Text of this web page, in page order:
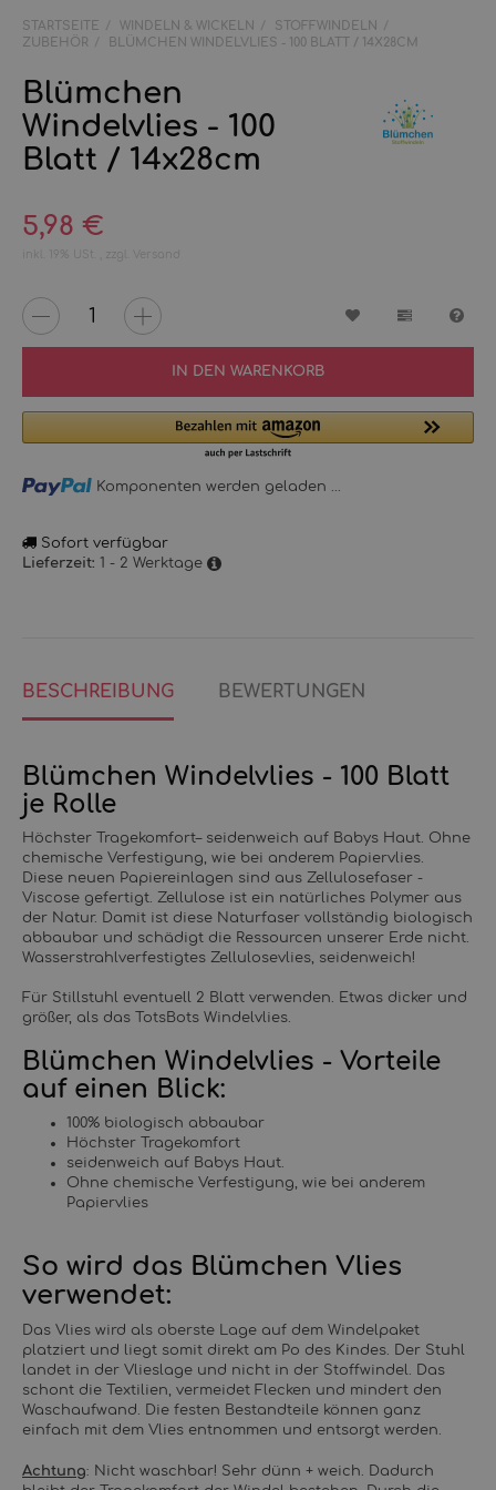
STARTSEITE WINDELN & WICKELN
STOFFWINDELN
ZUBEHÖR
BLÜMCHEN WINDELVLIES - 100 BLATT / 14X28CM
Blümchen
Windelvlies - 100
Blatt / 14x28cm
5,98 €
inkl. 19% USt. , zzgl. Versand
IN DEN WARENKORB
Loading... Komponenten werden geladen ...
Sofort verfügbar
Lieferzeit: 1 - 2 Werktage
Wunschzettel
BESCHREIBUNG BEWERTUNGEN
Blümchen Windelvlies - 100 Blatt
je Rolle
Höchster Tragekomfort– seidenweich auf Babys Haut. Ohne
chemische Verfestigung, wie bei anderem Papiervlies.
Diese neuen Papiereinlagen sind aus Zellulosefaser -
Viscose gefertigt. Zellulose ist ein natürliches Polymer aus
der Natur. Damit ist diese Naturfaser vollständig biologisch
abbaubar und schädigt die Ressourcen unserer Erde nicht.
Wasserstrahlverfestigtes Zellulosevlies, seidenweich!
Für Stillstuhl eventuell 2 Blatt verwenden. Etwas dicker und
größer, als das TotsBots Windelvlies.
Blümchen Windelvlies - Vorteile
auf einen Blick:
100% biologisch abbaubar
Höchster Tragekomfort
seidenweich auf Babys Haut.
Ohne chemische Verfestigung, wie bei anderem
Papiervlies
So wird das Blümchen Vlies
verwendet:
Das Vlies wird als oberste Lage auf dem Windelpaket
platziert und liegt somit direkt am Po des Kindes. Der Stuhl
landet in der Vlieslage und nicht in der Stoffwindel. Das
schont die Textilien, vermeidet Flecken und mindert den
Waschaufwand. Die festen Bestandteile können ganz
einfach mit dem Vlies entnommen und entsorgt werden.
Achtung: Nicht waschbar! Sehr dünn + weich. Dadurch